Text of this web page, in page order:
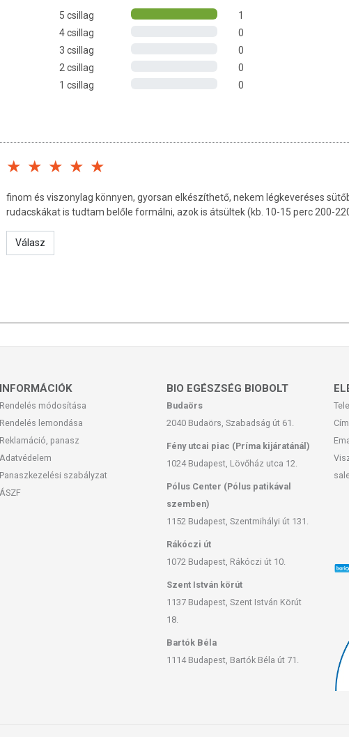
feltüntetett időpontot.
Kft.
frissítjük, törekszünk arra, hogy naprakészek legyenek.
adódóan. A friss, aktuális információkat a termékek
5 csillag
1
4 csillag
0
3 csillag
0
2 csillag
0
1 csillag
0
finom és viszonylag könnyen, gyorsan elkészíthető, nekem légkeveréses
rudacskákat is tudtam belőle formálni, azok is átsültek (kb. 10-15 perc 200-
Válasz
INFORMÁCIÓK
Rendelés módosítása
Rendelés lemondása
Reklamáció, panasz
Adatvédelem
Panaszkezelési szabályzat
ÁSZF
BIO EGÉSZSÉG BIOBOLT
Budaörs
2040 Budaörs, Szabadság út 61.
Fény utcai piac (Príma kijáratánál)
1024 Budapest, Lövőház utca 12.
Pólus Center (Pólus patikával
szemben)
1152 Budapest, Szentmihályi út 131.
Rákóczi út
1072 Budapest, Rákóczi út 10.
Szent István körút
1137 Budapest, Szent István Körút
18.
Bartók Béla
1114 Budapest, Bartók Béla út 71.